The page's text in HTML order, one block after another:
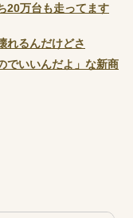
20万台も走ってます
れるんだけどさ
でいいんだよ」な新商